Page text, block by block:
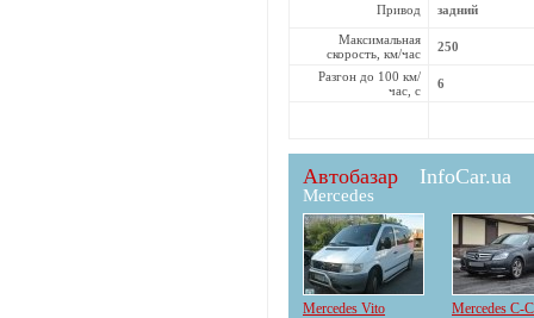
Привод задний
Максимальная
скорость, км/час
250
Разгон до 100 км/
час, с
6
Автобазар InfoCar.ua
Mercedes
Mercedes Vito Mercedes C-